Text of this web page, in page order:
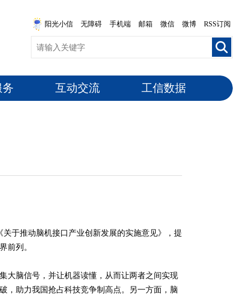
阳光小信 无障碍 手机端 邮箱 微信 微博 RSS订阅
互动交流 工信数据
于推动脑机接口产业创新发展的实施意见》，提
前列。
大脑信号，并让机器读懂，从而让两者之间实现
，助力我国抢占科技竞争制高点。另一方面，脑